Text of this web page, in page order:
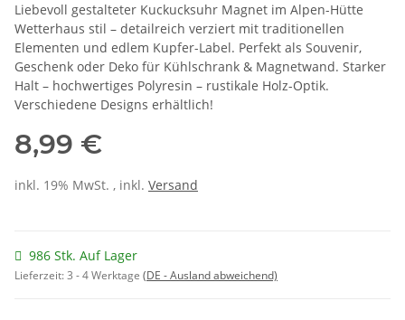
Liebevoll gestalteter Kuckucksuhr Magnet im Alpen-Hütte
Wetterhaus stil – detailreich verziert mit traditionellen
Elementen und edlem Kupfer-Label. Perfekt als Souvenir,
Geschenk oder Deko für Kühlschrank & Magnetwand. Starker
Halt – hochwertiges Polyresin – rustikale Holz-Optik.
Verschiedene Designs erhältlich!
8,99 €
inkl. 19% MwSt. , inkl. Versand
986 Stk. Auf Lager
Lieferzeit:3 - 4 Werktage (DE - Ausland abweichend)